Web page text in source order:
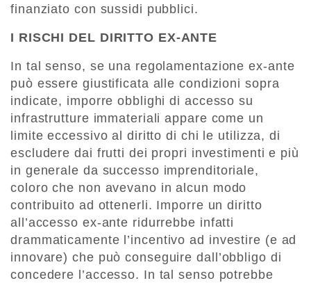
finanziato con sussidi pubblici.
I RISCHI DEL DIRITTO EX-ANTE
In tal senso, se una regolamentazione ex-ante
può essere giustificata alle condizioni sopra
indicate, imporre obblighi di accesso su
infrastrutture immateriali appare come un
limite eccessivo al diritto di chi le utilizza, di
escludere dai frutti dei propri investimenti e più
in generale da successo imprenditoriale,
coloro che non avevano in alcun modo
contribuito ad ottenerli. Imporre un diritto
all’accesso ex-ante ridurrebbe infatti
drammaticamente l’incentivo ad investire (e ad
innovare) che può conseguire dall’obbligo di
concedere l’accesso. In tal senso potrebbe